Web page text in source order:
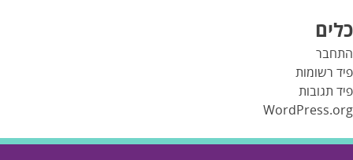
כלים
התחבר
פיד רשומות
פיד תגובות
WordPress.org